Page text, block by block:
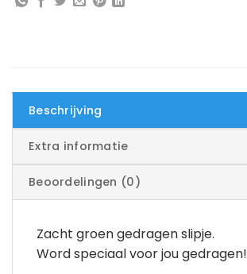
Beschrijving
Extra informatie
Beoordelingen (0)
Zacht groen gedragen slipje.
Word speciaal voor jou gedragen!